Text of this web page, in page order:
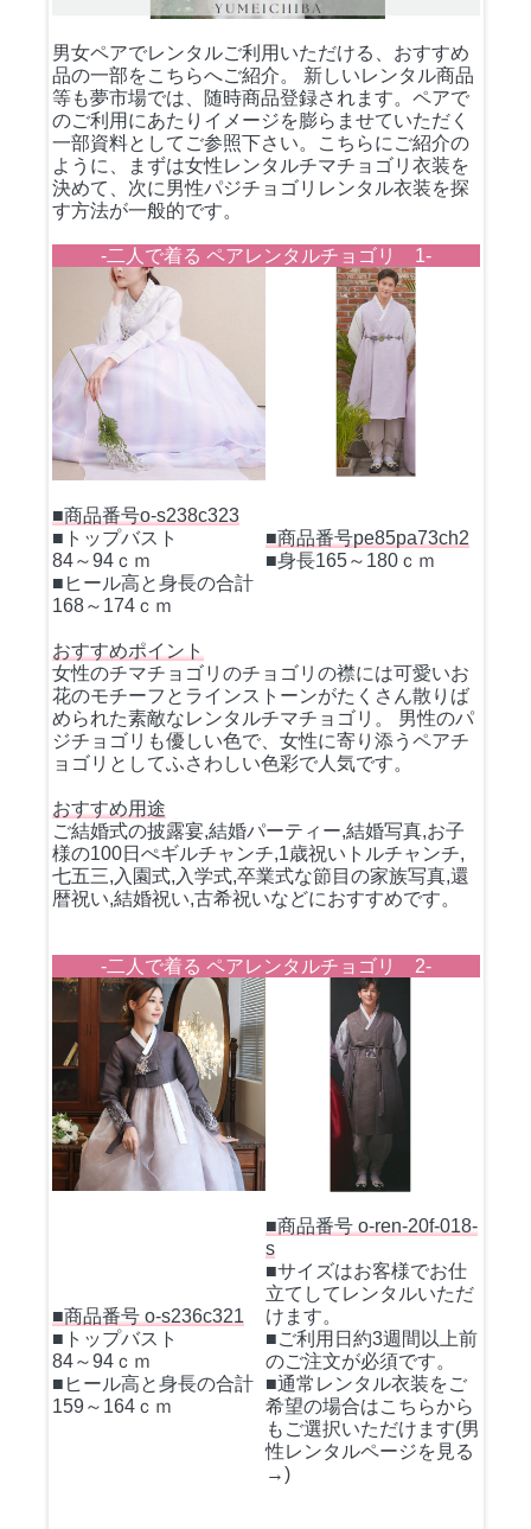
男女ペアでレンタルご利用いただける、おすすめ
品の一部をこちらへご紹介。 新しいレンタル商品
等も夢市場では、随時商品登録されます。ペアで
のご利用にあたりイメージを膨らませていただく
一部資料としてご参照下さい。こちらにご紹介の
ように、まずは女性レンタルチマチョゴリ衣装を
決めて、次に男性パジチョゴリレンタル衣装を探
す方法が一般的です。
-二人で着る ペアレンタルチョゴリ 1-
■商品番号o-s238c323
■トップバスト
84～94ｃｍ
■ヒール高と身長の合計
168～174ｃｍ
■商品番号pe85pa73ch2
■身長165～180ｃｍ
おすすめポイント
女性のチマチョゴリのチョゴリの襟には可愛いお
花のモチーフとラインストーンがたくさん散りば
められた素敵なレンタルチマチョゴリ。 男性のパ
ジチョゴリも優しい色で、女性に寄り添うペアチ
ョゴリとしてふさわしい色彩で人気です。
おすすめ用途
ご結婚式の披露宴,結婚パーティー,結婚写真,お子
様の100日ぺギルチャンチ,1歳祝いトルチャンチ,
七五三,入園式,入学式,卒業式な節目の家族写真,還
暦祝い,結婚祝い,古希祝いなどにおすすめです。
-二人で着る ペアレンタルチョゴリ 2-
■商品番号 o-s236c321
■トップバスト
84～94ｃｍ
■ヒール高と身長の合計
159～164ｃｍ
■商品番号 o-ren-20f-018-
s
■サイズはお客様でお仕
立てしてレンタルいただ
けます。
■ご利用日約3週間以上前
のご注文が必須です。
■通常レンタル衣装をご
希望の場合はこちらから
もご選択いただけます(男
性レンタルページを見る
→)